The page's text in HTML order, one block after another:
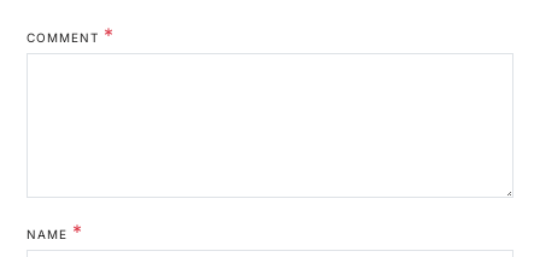
COMMENT *
NAME *